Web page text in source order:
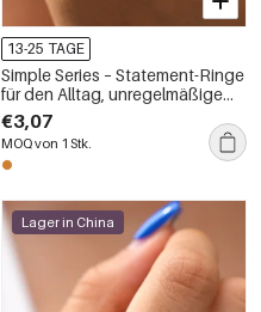
13-25 TAGE
Simple Series – Statement-Ringe
für den Alltag, unregelmäßige
Form, Edelstahl, wasserdicht,
goldfarben
€3,07
MOQ von 1 Stk.
Lager in China